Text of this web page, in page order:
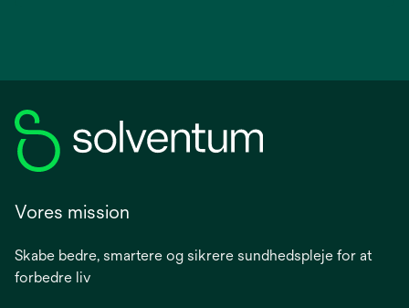
Vores mission
Skabe bedre, smartere og sikrere sundhedspleje for at
forbedre liv